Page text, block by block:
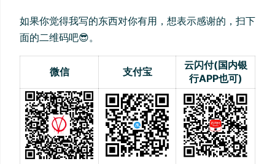
如果你觉得我写的东西对你有用，想表示感谢的，扫下
面的二维码吧😎。
微信 支付宝
云闪付(国内银
行APP也可)